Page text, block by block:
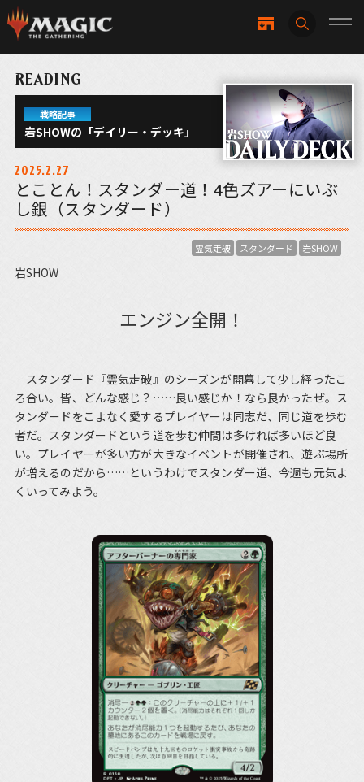
READING
戦略記事
岩SHOWの「デイリー・デッキ」
2025.2.27
とことん！スタンダー道！4色ズアーにいぶ
し銀（スタンダード）
霊気走破 スタンダード 岩SHOW
岩SHOW
エンジン全開！
スタンダード『霊気走破』のシーズンが開幕して少し経ったこ
ろ合い。皆、どんな感じ？……良い感じか！なら良かったぜ。ス
タンダードをこよなく愛するプレイヤーは同志だ、同じ道を歩む
者だ。スタンダードという道を歩む仲間は多ければ多いほど良
い。プレイヤーが多い方が大きなイベントが開催され、遊ぶ場所
が増えるのだから……というわけでスタンダー道、今週も元気よ
くいってみよう。